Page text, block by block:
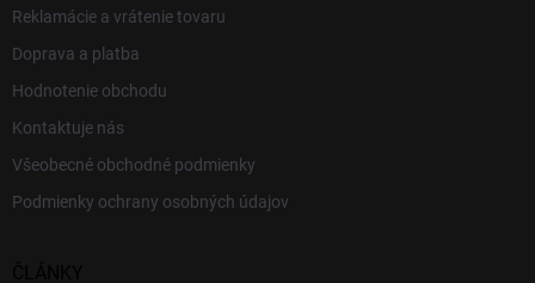
Reklamácie a vrátenie tovaru
Doprava a platba
Hodnotenie obchodu
Kontaktuje nás
Všeobecné obchodné podmienky
Podmienky ochrany osobných údajov